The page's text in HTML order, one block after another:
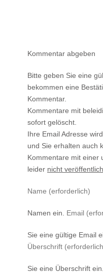
Kommentar abgeben
Bitte geben Sie eine
bekommen eine
Kommentar.
Kommentare mit
sofort gelöscht.
Ihre Email Adresse
und Sie erhalten auch
Kommentare mit einer
leider nicht
Namen ein.
Sie eine gültige Email
Sie eine Überschrift ein.